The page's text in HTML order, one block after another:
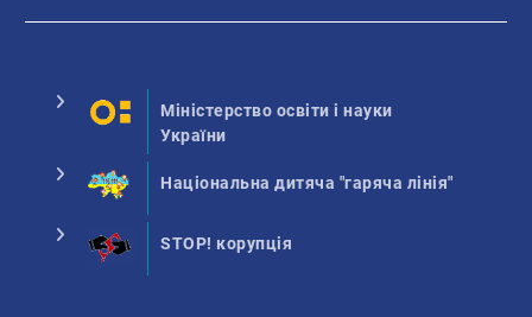
Міністерство освіти і науки
України
Національна дитяча "гаряча лінія"
STOP! корупція